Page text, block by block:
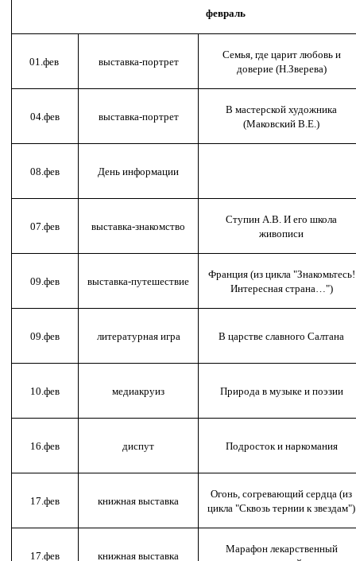
февраль
01.фев выставка-портрет
Семья, где царит любовь и
доверие (Н.Зверева)
04.фев выставка-портрет
В мастерской художника
(Маковский В.Е.)
08.фев День информации
07.фев выставка-знакомство
Ступин А.В. И его школа
живописи
09.фев выставка-путешествие
Франция (из цикла "Знакомьтесь!
Интересная страна…")
09.фев литературная игра В царстве славного Салтана
10.фев медиакруиз Природа в музыке и поэзии
16.фев диспут Подросток и наркомания
17.фев книжная выставка
Огонь, согревающий сердца (из
цикла "Сквозь тернии к звездам")
17.фев книжная выставка
Марафон лекарственный